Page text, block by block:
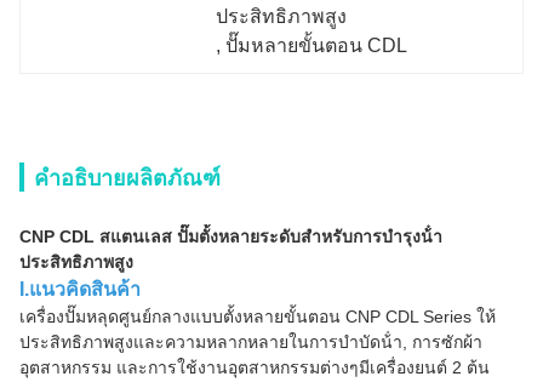
ประสิทธิภาพสูง
, ปั๊มหลายขั้นตอน CDL
คำอธิบายผลิตภัณฑ์
CNP CDL สแตนเลส ปั๊มตั้งหลายระดับสําหรับการบํารุงน้ํา
ประสิทธิภาพสูง
I.แนวคิดสินค้า
เครื่องปั๊มหลุดศูนย์กลางแบบตั้งหลายขั้นตอน CNP CDL Series ให้
ประสิทธิภาพสูงและความหลากหลายในการบําบัดน้ํา, การซักผ้า
อุตสาหกรรม และการใช้งานอุตสาหกรรมต่างๆมีเครื่องยนต์ 2 ต้น